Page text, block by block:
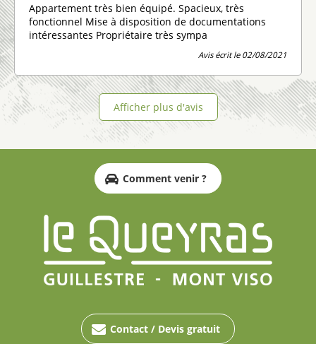
Appartement très bien équipé. Spacieux, très
fonctionnel Mise à disposition de documentations
intéressantes Propriétaire très sympa
Avis écrit le 02/08/2021
Afficher plus d'avis
Comment venir ?
Contact / Devis gratuit